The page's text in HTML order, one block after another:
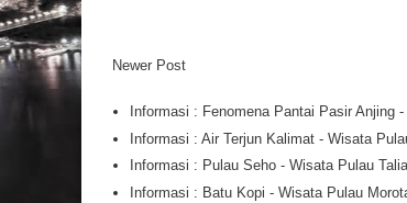
Newer Post
Informasi : Fenomena Pantai Pasir
Informasi : Air Terjun Kalimat - Wisata
Informasi : Pulau Seho - Wisata Pulau
Informasi : Batu Kopi - Wisata Pulau